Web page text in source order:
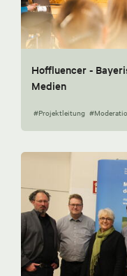
Hoffluencer -
Medien
#Projektleitung